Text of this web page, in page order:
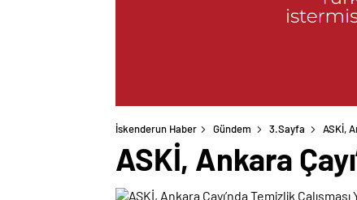
İskenderun Haber Gündem 3.Sayfa ASKİ,
ASKİ, Ankara